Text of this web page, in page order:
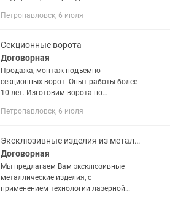
Ограждение на столбах. Ограждение с
бетонирование. Наполнение...
Петропавловск, 6 июля
Секционные ворота
Договорная
Продажа, монтаж подъемно-
секционных ворот. Опыт работы более
10 лет. Изготовим ворота по
выбор из палитры.
Петропавловск, 6 июля
Эксклюзивные изделия из металла
Договорная
Мы предлагаем Вам эксклюзивные
металлические изделия, с
применением технологии лазерной